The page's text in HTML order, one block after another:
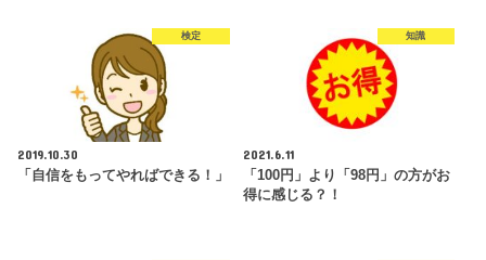
検定
2019.10.30
「自信をもってやればできる！」
知識
2021.6.11
「100円」より「98円」の方がお
得に感じる？！